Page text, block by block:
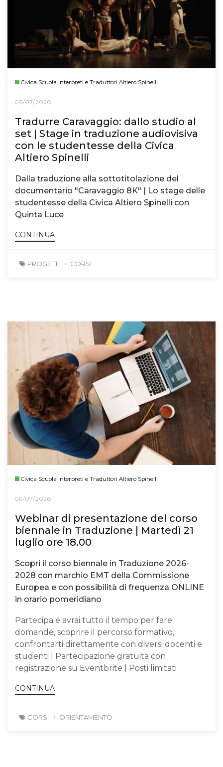
Civica Scuola Interpreti e Traduttori Altiero Spinelli
09/07/2026
Tradurre Caravaggio: dallo studio al
set | Stage in traduzione audiovisiva
con le studentesse della Civica
Altiero Spinelli
Dalla traduzione alla sottotitolazione del
documentario "Caravaggio 8K" | Lo stage delle
studentesse della Civica Altiero Spinelli con
Quinta Luce
CONTINUA
PROGETTI CORSI
Civica Scuola Interpreti e Traduttori Altiero Spinelli
06/07/2026
Webinar di presentazione del corso
biennale in Traduzione | Martedì 21
luglio ore 18.00
Scopri il corso biennale in Traduzione 2026-
2028 con marchio EMT della Commissione
Europea e con possibilità di frequenza ONLINE
in orario pomeridiano
Partecipa e avrai tutto il tempo per fare
domande, scoprire il percorso formativo,
confrontarti direttamente con diversi docenti e
studenti | Partecipazione gratuita con
registrazione su Eventbrite | Posti limitati
CONTINUA
CORSI ORIENTAMENTO